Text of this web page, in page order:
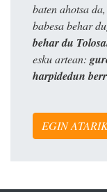
baten ahotsa
babesa behar
behar du
esku artean:
harpidedun
EGIN